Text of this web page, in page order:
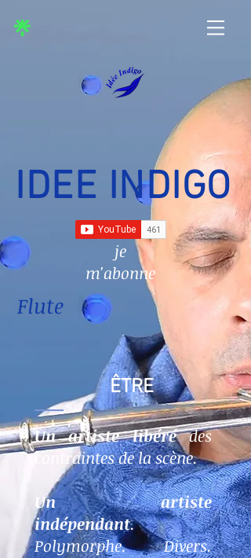
IDEE INDIGO
je
m'abonne
Flute
ÊTRE
Un artistelibérédes
contraintes de la scène.
Un artiste
indépendant.
Polymorphe. Divers.